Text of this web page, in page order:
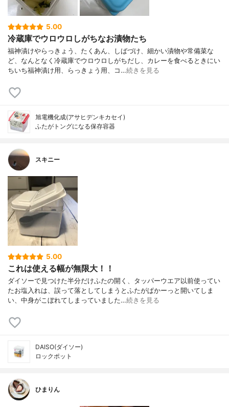
5.00
冷蔵庫でウロウロしがちなお漬物たち
福神漬けやらっきょう、たくあん、しばづけ、細かい漬物や常備菜な
ど、なんとなく冷蔵庫でウロウロしがちだし、カレーを食べるときにい
ちいち福神漬け用、らっきょう用、コ…続きを見る
旭電機化成(アサヒデンキカセイ)
ふたがトングになる保存容器
スキニー
5.00
これは使える幅が無限大！！
ダイソーで見つけた半分だけふたの開く、タッパーウエア以前使ってい
たお塩入れは、誤って落としてしまうとふたがぱかーっと開いてしま
い、中身がこぼれてしまっていました…続きを見る
DAISO(ダイソー)
ロックポット
ひまりん